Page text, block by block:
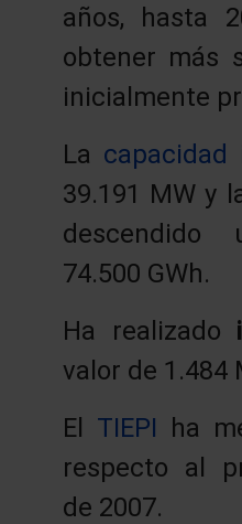
años, hasta
obtener más
inicialmente
La capacidad
39.191 MW y
74.500 GWh.
Ha realizado
valor de 1.484
El TIEPI ha
respecto al
de 2007.